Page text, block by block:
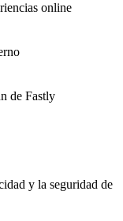
online
de Fastly
y la seguridad de